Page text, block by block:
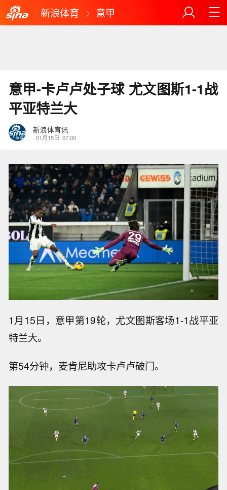
新浪体育 意甲
意甲-卡卢卢处子球 尤文图斯1-1战
平亚特兰大
新浪体育讯
01月15日 07:00
1月15日，意甲第19轮，尤文图斯客场1-1战平亚
特兰大。
第54分钟，麦肯尼助攻卡卢卢破门。